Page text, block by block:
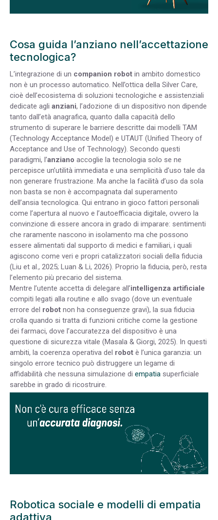
Cosa guida l’anziano nell’accettazione
tecnologica?
L’integrazione di un companion robot in ambito domestico
non è un processo automatico. Nell’ottica della Silver Care,
cioè dell’ecosistema di soluzioni tecnologiche e assistenziali
dedicate agli anziani, l’adozione di un dispositivo non dipende
tanto dall’età anagrafica, quanto dalla capacità dello
strumento di superare le barriere descritte dai modelli TAM
(Technology Acceptance Model) e UTAUT (Unified Theory of
Acceptance and Use of Technology). Secondo questi
paradigmi, l’anziano accoglie la tecnologia solo se ne
percepisce un’utilità immediata e una semplicità d’uso tale da
non generare frustrazione. Ma anche la facilità d’uso da sola
non basta se non è accompagnata dal superamento
dell’ansia tecnologica. Qui entrano in gioco fattori personali
come l’apertura al nuovo e l’autoefficacia digitale, ovvero la
convinzione di essere ancora in grado di imparare: sentimenti
che raramente nascono in isolamento ma che possono
essere alimentati dal supporto di medici e familiari, i quali
agiscono come veri e propri catalizzatori sociali della fiducia
(Liu et al., 2025; Luan & Li, 2026). Proprio la fiducia, però, resta
l’elemento più precario del sistema.
Mentre l’utente accetta di delegare all’intelligenza artificiale
compiti legati alla routine e allo svago (dove un eventuale
errore del robot non ha conseguenze gravi), la sua fiducia
crolla quando si tratta di funzioni critiche come la gestione
dei farmaci, dove l’accuratezza del dispositivo è una
questione di sicurezza vitale (Masala & Giorgi, 2025). In questi
ambiti, la coerenza operativa del robot è l’unica garanzia: un
singolo errore tecnico può distruggere un legame di
affidabilità che nessuna simulazione di empatia superficiale
sarebbe in grado di ricostruire.
Robotica sociale e modelli di empatia
adattiva